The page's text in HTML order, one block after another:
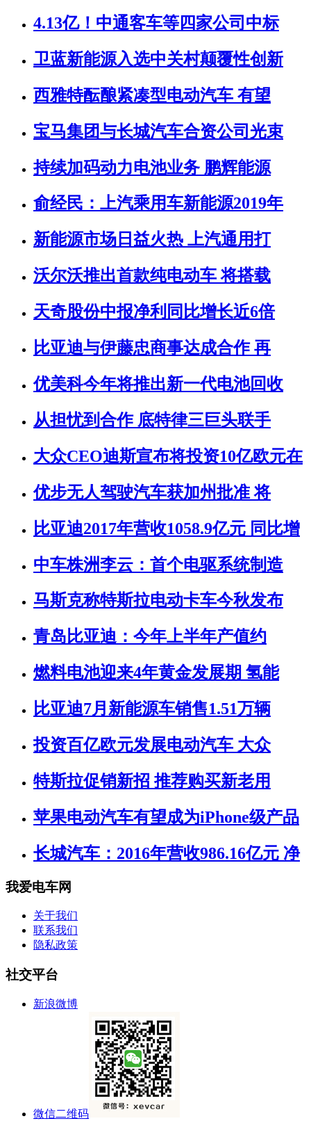
4.13亿！中通客车等四家公司中标
卫蓝新能源入选中关村颠覆性创新
西雅特酝酿紧凑型电动汽车 有望
宝马集团与长城汽车合资公司光束
持续加码动力电池业务 鹏辉能源
俞经民：上汽乘用车新能源2019年
新能源市场日益火热 上汽通用打
沃尔沃推出首款纯电动车 将搭载
天奇股份中报净利同比增长近6倍
比亚迪与伊藤忠商事达成合作 再
优美科今年将推出新一代电池回收
从担忧到合作 底特律三巨头联手
大众CEO迪斯宣布将投资10亿欧元在
优步无人驾驶汽车获加州批准 将
比亚迪2017年营收1058.9亿元 同比增
中车株洲李云：首个电驱系统制造
马斯克称特斯拉电动卡车今秋发布
青岛比亚迪：今年上半年产值约
燃料电池迎来4年黄金发展期 氢能
比亚迪7月新能源车销售1.51万辆
投资百亿欧元发展电动汽车 大众
特斯拉促销新招 推荐购买新老用
苹果电动汽车有望成为iPhone级产品
长城汽车：2016年营收986.16亿元 净
我爱电车网
关于我们
联系我们
隐私政策
社交平台
新浪微博
微信二维码